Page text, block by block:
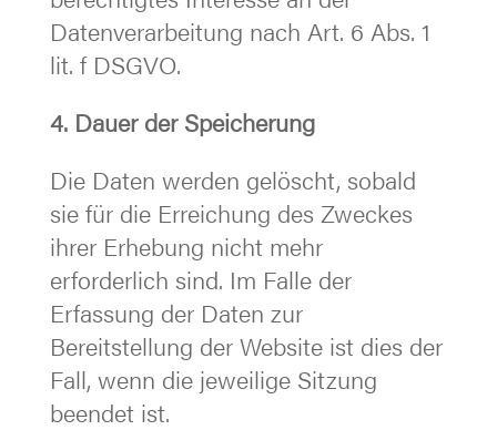
Datenverarbeitung nach Art. 6 Abs. 1
lit. f DSGVO.
4. Dauer der Speicherung
Die Daten werden gelöscht, sobald
sie für die Erreichung des Zweckes
ihrer Erhebung nicht mehr
erforderlich sind. Im Falle der
Erfassung der Daten zur
Bereitstellung der Website ist dies der
Fall, wenn die jeweilige Sitzung
beendet ist.